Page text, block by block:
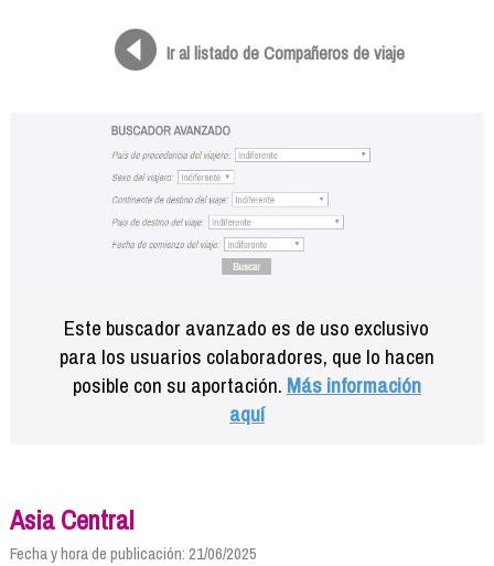
Ir al listado de Compañeros de viaje
Este buscador avanzado es de uso exclusivo
para los usuarios colaboradores, que lo hacen
posible con su aportación. Más información
aquí
Asia Central
Fecha y hora de publicación: 21/06/2025